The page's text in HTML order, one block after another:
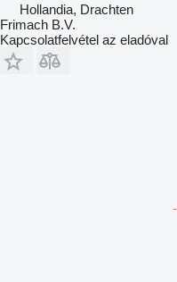
Hollandia, Drachten
Frimach B.V.
Kapcsolatfelvétel az eladóval